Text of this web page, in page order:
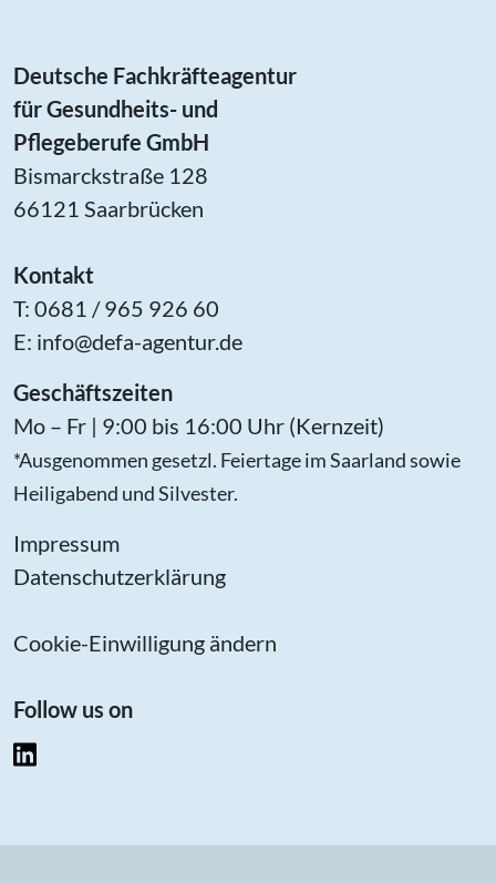
Deutsche Fachkräfteagentur
für Gesundheits- und
Pflegeberufe GmbH
Bismarckstraße 128
66121 Saarbrücken
Kontakt
T: 0681 / 965 926 60
E: info@defa-agentur.de
Geschäftszeiten
Mo – Fr | 9:00 bis 16:00 Uhr (Kernzeit)
*Ausgenommen gesetzl. Feiertage im Saarland sowie
Heiligabend und Silvester.
Impressum
Datenschutzerklärung
Cookie-Einwilligung ändern
Follow us on